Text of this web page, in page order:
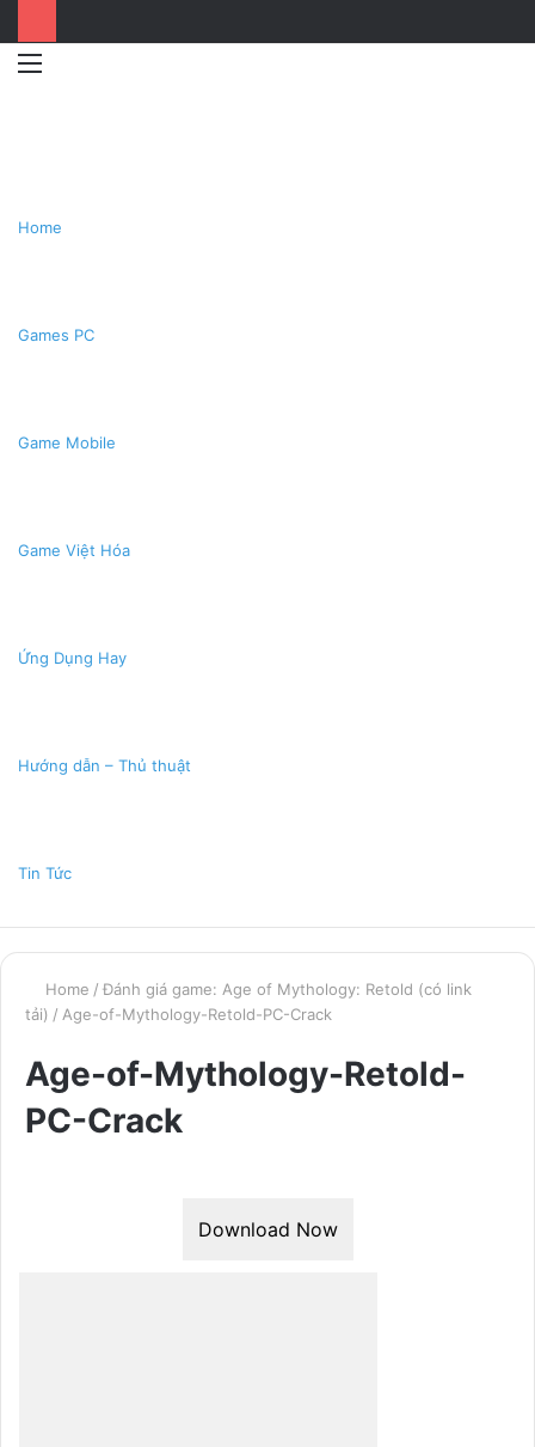
Home
Games PC
Game Mobile
Game Việt Hóa
Ứng Dụng Hay
Hướng dẫn – Thủ thuật
Tin Tức
Home / Đánh giá game: Age of Mythology: Retold (có link
tải) / Age-of-Mythology-Retold-PC-Crack
Age-of-Mythology-Retold-
PC-Crack
Download Now